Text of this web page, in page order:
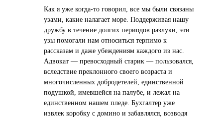
Как я уже когда-то говорил, все мы были связаны
узами, какие налагает море. Поддерживая нашу
дружбу в течение долгих периодов разлуки, эти
узы помогали нам относиться терпимо к
рассказам и даже убеждениям каждого из нас.
Адвокат — превосходный старик — пользовался,
вследствие преклонного своего возраста и
многочисленных добродетелей, единственной
подушкой, имевшейся на палубе, и лежал на
единственном нашем пледе. Бухгалтер уже
извлек коробку с домино и забавлялся, возводя